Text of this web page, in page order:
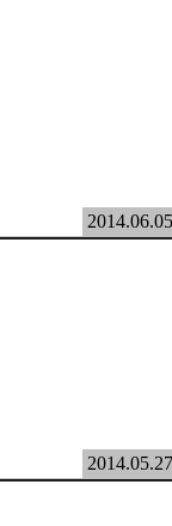
2014.06.05
2014.05.27